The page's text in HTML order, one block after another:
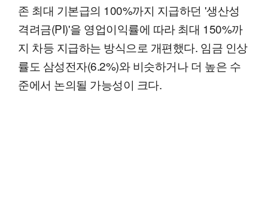
존 최대 기본급의 100%까지 지급하던 '생산성
격려금(PI)'을 영업이익률에 따라 최대 150%까
지 차등 지급하는 방식으로 개편했다. 임금 인상
률도 삼성전자(6.2%)와 비슷하거나 더 높은 수
준에서 논의될 가능성이 크다.